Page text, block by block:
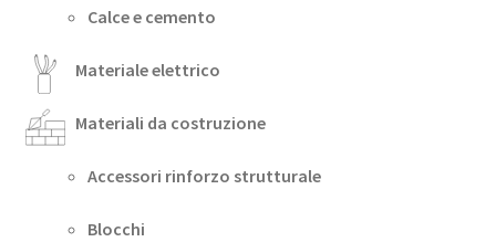
Calce e cemento
Materiale elettrico
Materiali da costruzione
Accessori rinforzo strutturale
Blocchi